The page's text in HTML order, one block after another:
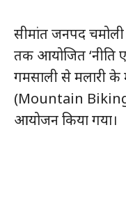
सीमांत जनपद
तक आयोजित ‘नीति
गमसाली से मलारी के
(Mountain Biking)
आयोजन किया गया।